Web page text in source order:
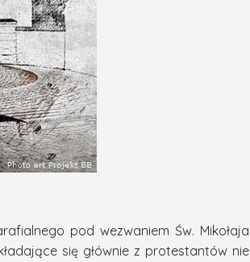
pod wezwaniem Św. Mikołaja
się głównie z protestantów nie